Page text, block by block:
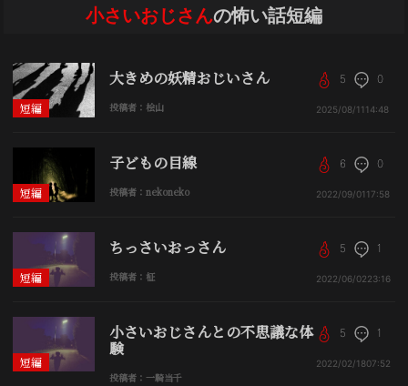
小さいおじさんの怖い話短編
短編
大きめの妖精おじいさん
投稿者：桧山
5 0
2025/08/11 14:48
短編
子どもの目線
投稿者：nekoneko
6 0
2022/09/01 17:58
短編
ちっさいおっさん
投稿者：柾
5 1
2022/06/0223:16
短編
小さいおじさんとの不思議な体
験
投稿者：一騎当千
5 1
2022/02/1807:52